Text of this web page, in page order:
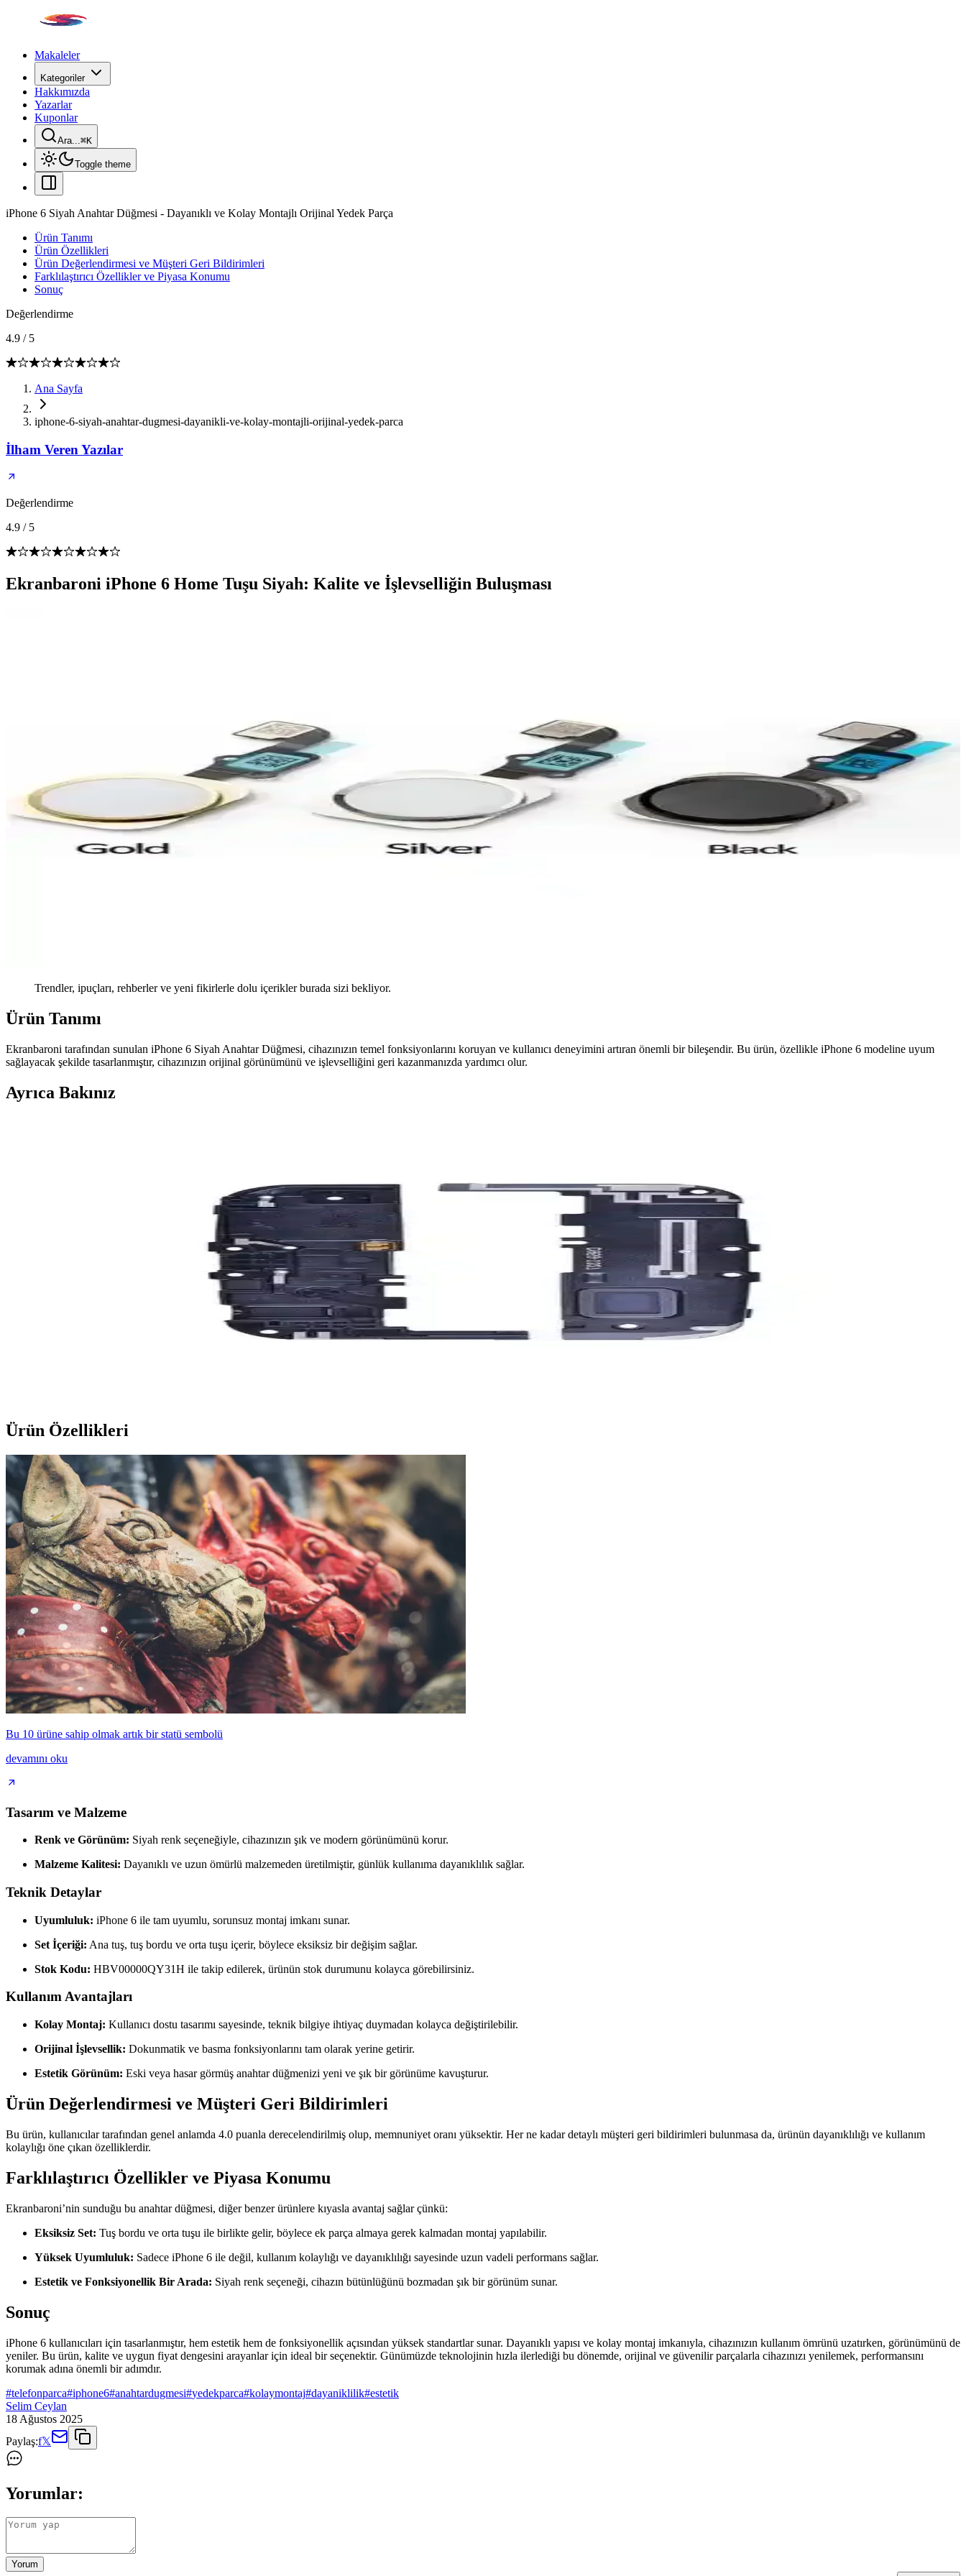
Makaleler
Kategoriler
Hakkımızda
Yazarlar
Kuponlar
Ara...⌘K
Toggle theme
iPhone 6 Siyah Anahtar Düğmesi - Dayanıklı ve Kolay Montajlı Orijinal Yedek Parça
Ürün Tanımı
Ürün Özellikleri
Ürün Değerlendirmesi ve Müşteri Geri Bildirimleri
Farklılaştırıcı Özellikler ve Piyasa Konumu
Sonuç
Değerlendirme
4.9 / 5
Ana Sayfa
iphone-6-siyah-anahtar-dugmesi-dayanikli-ve-kolay-montajli-orijinal-yedek-parca
İlham Veren Yazılar
Değerlendirme
4.9 / 5
Ekranbaroni iPhone 6 Home Tuşu Siyah: Kalite ve İşlevselliğin Buluşması
Trendler, ipuçları, rehberler ve yeni fikirlerle dolu içerikler burada sizi bekliyor.
Ürün Tanımı
Ekranbaroni tarafından sunulan iPhone 6 Siyah Anahtar Düğmesi, cihazınızın temel fonksiyonlarını koruyan ve kullanıcı deneyimini artıran önemli bir bileşendir. Bu ürün, özellikle iPhone 6 modeline uyum
sağlayacak şekilde tasarlanmıştır, cihazınızın orijinal görünümünü ve işlevselliğini geri kazanmanızda yardımcı olur.
Ayrıca Bakınız
iPhone 6 Siyah Anahtar Düğmesi - Dayanıklı ve Kolay Montajlı Orijinal Yedek Parça
iPhone 6 için tasarlanmış siyah anahtar düğmesi, dayanıklı malzeme ve kolay montaj ile cihazınızın estetiğini ve fonksiyonelliğini yeniden kazandırır.
Xiaomi Redmi Note 8 Pro Uyumlu Orijinal Arka Pil Kapağı Batarya Kapak Modülü
Xiaomi Redmi Note 8 Pro için uyumlu, orijinal arka pil kapağı, dayanıklılık ve estetik sağlar. Montaj ve kullanım detaylarıyla cihazınızın ömrünü uzatın ve performansını koruyun.
Samsung Galaxy A50 A505 Orijinal Yedek Parça Şarj ve Mikrofon Bordu
Samsung Galaxy A50 modeli için orijinal şarj soketi, kulaklık soketi ve mikrofon bordu. Güvenilir, yüksek kaliteli ve kolay montajlı, cihaz performansını koruyan yedek parça seçeneği.
Ürün Özellikleri
Bu 10 ürüne sahip olmak artık bir statü sembolü
devamını oku
Tasarım ve Malzeme
Renk ve Görünüm: Siyah renk seçeneğiyle, cihazınızın şık ve modern görünümünü korur.
Malzeme Kalitesi: Dayanıklı ve uzun ömürlü malzemeden üretilmiştir, günlük kullanıma dayanıklılık sağlar.
Teknik Detaylar
Uyumluluk: iPhone 6 ile tam uyumlu, sorunsuz montaj imkanı sunar.
Set İçeriği: Ana tuş, tuş bordu ve orta tuşu içerir, böylece eksiksiz bir değişim sağlar.
Stok Kodu: HBV00000QY31H ile takip edilerek, ürünün stok durumunu kolayca görebilirsiniz.
Kullanım Avantajları
Kolay Montaj: Kullanıcı dostu tasarımı sayesinde, teknik bilgiye ihtiyaç duymadan kolayca değiştirilebilir.
Orijinal İşlevsellik: Dokunmatik ve basma fonksiyonlarını tam olarak yerine getirir.
Estetik Görünüm: Eski veya hasar görmüş anahtar düğmenizi yeni ve şık bir görünüme kavuşturur.
Ürün Değerlendirmesi ve Müşteri Geri Bildirimleri
Bu ürün, kullanıcılar tarafından genel anlamda 4.0 puanla derecelendirilmiş olup, memnuniyet oranı yüksektir. Her ne kadar detaylı müşteri geri bildirimleri bulunmasa da, ürünün dayanıklılığı ve kullanım
kolaylığı öne çıkan özelliklerdir.
Farklılaştırıcı Özellikler ve Piyasa Konumu
Ekranbaroni’nin sunduğu bu anahtar düğmesi, diğer benzer ürünlere kıyasla avantaj sağlar çünkü:
Eksiksiz Set: Tuş bordu ve orta tuşu ile birlikte gelir, böylece ek parça almaya gerek kalmadan montaj yapılabilir.
Yüksek Uyumluluk: Sadece iPhone 6 ile değil, kullanım kolaylığı ve dayanıklılığı sayesinde uzun vadeli performans sağlar.
Estetik ve Fonksiyonellik Bir Arada: Siyah renk seçeneği, cihazın bütünlüğünü bozmadan şık bir görünüm sunar.
Sonuç
iPhone 6 kullanıcıları için tasarlanmıştır, hem estetik hem de fonksiyonellik açısından yüksek standartlar sunar. Dayanıklı yapısı ve kolay montaj imkanıyla, cihazınızın kullanım ömrünü uzatırken, görünümünü de
yeniler. Bu ürün, kalite ve uygun fiyat dengesini arayanlar için ideal bir seçenektir. Günümüzde teknolojinin hızla ilerlediği bu dönemde, orijinal ve güvenilir parçalarla cihazınızı yenilemek, performansını
korumak adına önemli bir adımdır.
#telefonparca#iphone6#anahtardugmesi#yedekparca#kolaymontaj#dayaniklilik#estetik
Selim Ceylan
18 Ağustos 2025
Paylaş:f𝕏
Yorumlar:
Yorum